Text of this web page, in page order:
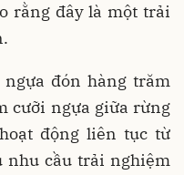
rằng đây là một trải
đón hàng trăm
cưỡi ngựa giữa rừng
động liên tục từ
nhu cầu trải nghiệm